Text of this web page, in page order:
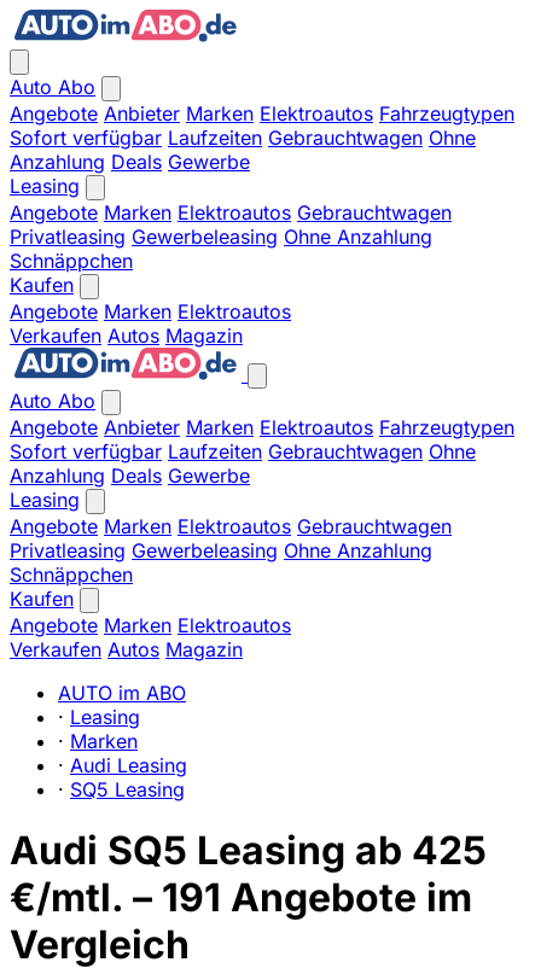
Auto Abo
Angebote Anbieter Marken Elektroautos Fahrzeugtypen
Sofort verfügbar Laufzeiten Gebrauchtwagen Ohne
Anzahlung Deals Gewerbe
Leasing
Angebote Marken Elektroautos Gebrauchtwagen
Privatleasing Gewerbeleasing Ohne Anzahlung
Schnäppchen
Kaufen
Angebote Marken Elektroautos
Verkaufen Autos Magazin
Auto Abo
Angebote Anbieter Marken Elektroautos Fahrzeugtypen
Sofort verfügbar Laufzeiten Gebrauchtwagen Ohne
Anzahlung Deals Gewerbe
Leasing
Angebote Marken Elektroautos Gebrauchtwagen
Privatleasing Gewerbeleasing Ohne Anzahlung
Schnäppchen
Kaufen
Angebote Marken Elektroautos
Verkaufen Autos Magazin
AUTO im ABO
· Leasing
· Marken
· Audi Leasing
· SQ5 Leasing
Audi SQ5 Leasing ab 425
€/mtl. – 191 Angebote im
Vergleich